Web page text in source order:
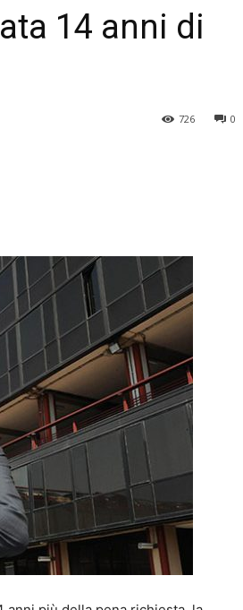
14 anni di
0
726